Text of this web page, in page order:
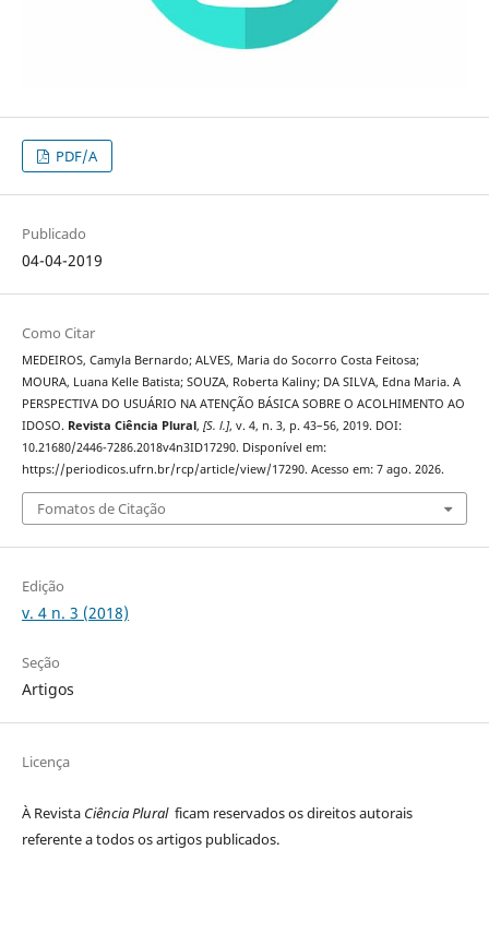
PDF/A
Publicado
04-04-2019
Como Citar
MEDEIROS, Camyla Bernardo; ALVES, Maria do Socorro Costa Feitosa;
MOURA, Luana Kelle Batista; SOUZA, Roberta Kaliny; DA SILVA, Edna Maria. A
PERSPECTIVA DO USUÁRIO NA ATENÇÃO BÁSICA SOBRE O ACOLHIMENTO AO
IDOSO. Revista Ciência Plural, [S. l.], v. 4, n. 3, p. 43–56, 2019. DOI:
10.21680/2446-7286.2018v4n3ID17290. Disponível em:
https://periodicos.ufrn.br/rcp/article/view/17290. Acesso em: 7 ago. 2026.
Fomatos de Citação
Edição
v. 4 n. 3 (2018)
Seção
Artigos
Licença
À Revista Ciência Plural ficam reservados os direitos autorais
referente a todos os artigos publicados.